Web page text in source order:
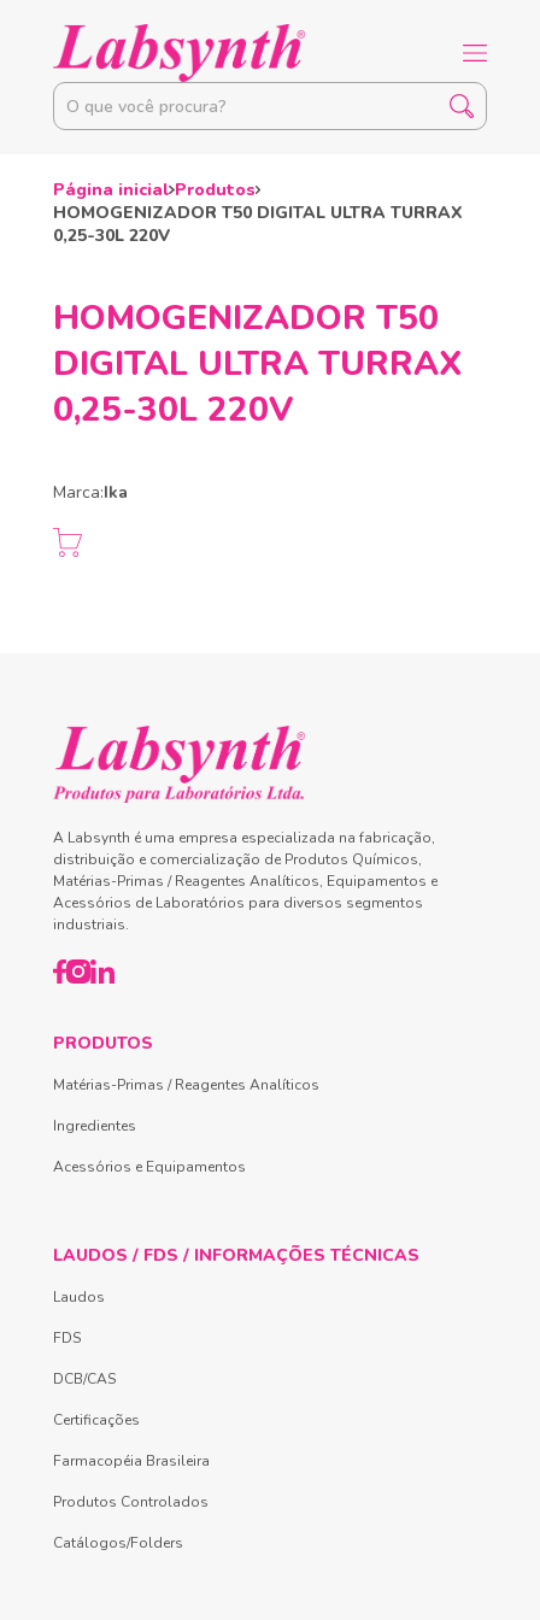
Página inicial Produtos
HOMOGENIZADOR T50 DIGITAL ULTRA TURRAX
0,25-30L 220V
HOMOGENIZADOR T50
DIGITAL ULTRA TURRAX
0,25-30L 220V
Marca:Ika
A Labsynth é uma empresa especializada na fabricação,
distribuição e comercialização de Produtos Químicos,
Matérias-Primas / Reagentes Analíticos, Equipamentos e
Acessórios de Laboratórios para diversos segmentos
industriais.
PRODUTOS
Matérias-Primas / Reagentes Analíticos
Ingredientes
Acessórios e Equipamentos
LAUDOS / FDS / INFORMAÇÕES TÉCNICAS
Laudos
FDS
DCB/CAS
Certificações
Farmacopéia Brasileira
Produtos Controlados
Catálogos/Folders